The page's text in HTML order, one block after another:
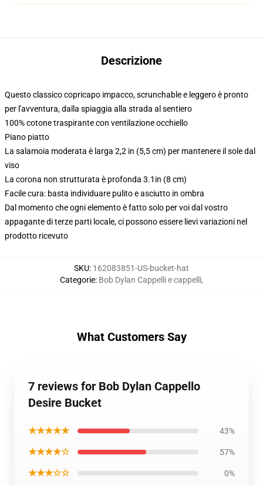
Descrizione
Questo classico copricapo impacco, scrunchable e leggero è pronto
per l'avventura, dalla spiaggia alla strada al sentiero
100% cotone traspirante con ventilazione occhiello
Piano piatto
La salamoia moderata è larga 2,2 in (5,5 cm) per mantenere il sole dal
viso
La corona non strutturata è profonda 3.1in (8 cm)
Facile cura: basta individuare pulito e asciutto in ombra
Dal momento che ogni elemento è fatto solo per voi dal vostro
appagante di terze parti locale, ci possono essere lievi variazioni nel
prodotto ricevuto
SKU: 162083851-US-bucket-hat
Categorie: Bob Dylan Cappelli e cappelli,
What Customers Say
7 reviews for Bob Dylan Cappello
Desire Bucket
★★★★★ 43%
★★★★☆ 57%
★★★☆☆ 0%